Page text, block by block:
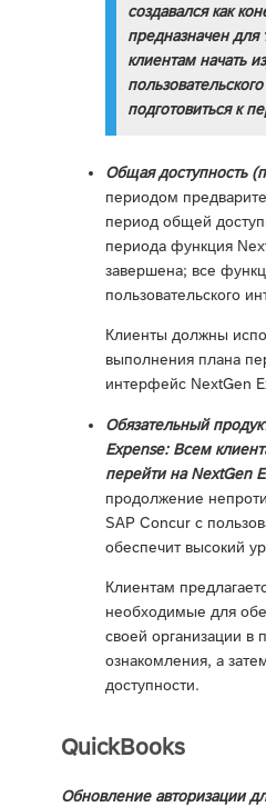
создавался как
предназначен для
клиентам начать
подготовиться к
Общая доступность
периодом
период общей
периода функция
завершена; все
пользовательского
Клиенты должны
выполнения плана
интерфейс NextGen
Обязательный
Expense: Всем
перейти на NextGen
продолжение
SAP Concur с
обеспечит высокий
Клиентам
необходимые для
своей организации в
ознакомления, а
доступности.
QuickBooks
Обновление авторизации